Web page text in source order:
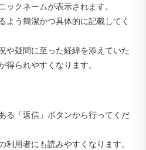
ックネームが表示されます。
よう簡潔かつ具体的に記載してく
や疑問に至った経緯を添えていた
得られやすくなります。
る「返信」ボタンから行ってくだ
利用者にも読みやすくなります。